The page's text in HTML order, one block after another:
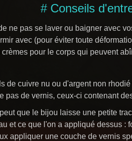
# Conseils
ne pas se laver ou baigner avec
avec (pour éviter toute
pour le corps qui peuvent
de cuivre nu ou d'argent non
pas de vernis, ceux-ci contenant
que le bijou laisse une petite
et ce que l'on a appliqué dessus :
appliquer une couche de vernis